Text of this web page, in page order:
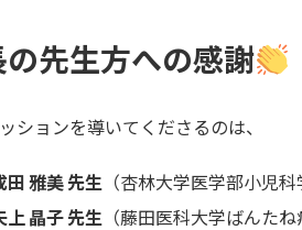
の先生方への感謝
ションを導いてくださるのは、
田 雅美 先生 （杏林大学医学部小児
上 晶子 先生 （藤田医科大学ばんた